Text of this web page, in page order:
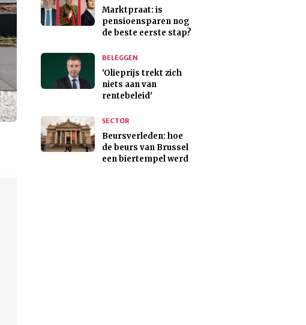
Marktpraat: is
pensioensparen nog
de beste eerste stap?
BELEGGEN
'Olieprijs trekt zich
niets aan van
rentebeleid'
SECTOR
Beursverleden: hoe
de beurs van Brussel
een biertempel werd